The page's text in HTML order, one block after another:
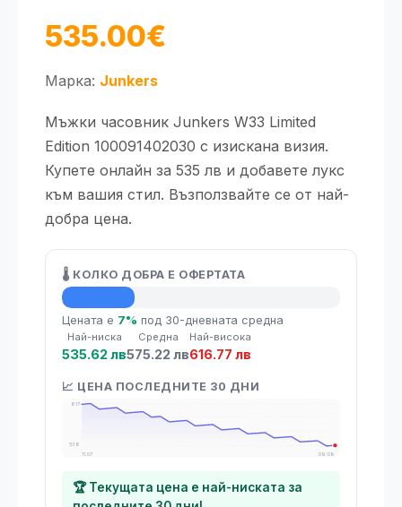
535.00€
Марка: Junkers
Мъжки часовник Junkers W33 Limited
Edition 100091402030 с изискана визия.
Купете онлайн за 535 лв и добавете лукс
към вашия стил. Възползвайте се от най-
добра цена.
🌡️ КОЛКО ДОБРА Е ОФЕРТАТА
💡 Средна цена
Цената е 7% под 30-дневната средна
Най-ниска
535.62 лв
Средна
575.22 лв
Най-висока
616.77 лв
📈 ЦЕНА ПОСЛЕДНИТЕ 30 ДНИ
617
536
11.07
09.08
🏆 Текущата цена е най-ниската за